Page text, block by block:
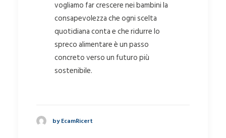
vogliamo far crescere nei bambini la
consapevolezza che ogni scelta
quotidiana conta e che ridurre lo
spreco alimentare è un passo
concreto verso un futuro più
sostenibile.
by EcamRicert